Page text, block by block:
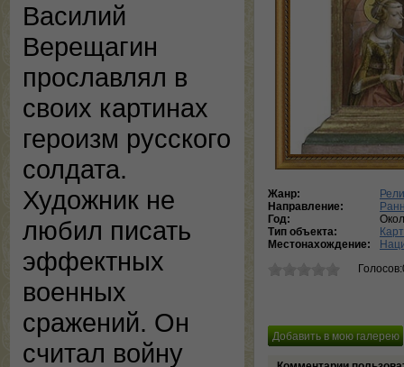
Василий
Верещагин
прославлял в
своих картинах
героизм русского
солдата.
Художник не
любил писать
эффектных
военных
сражений. Он
считал войну
Жанр:
Направление:
Год:
Тип объекта:
Местонахождение: